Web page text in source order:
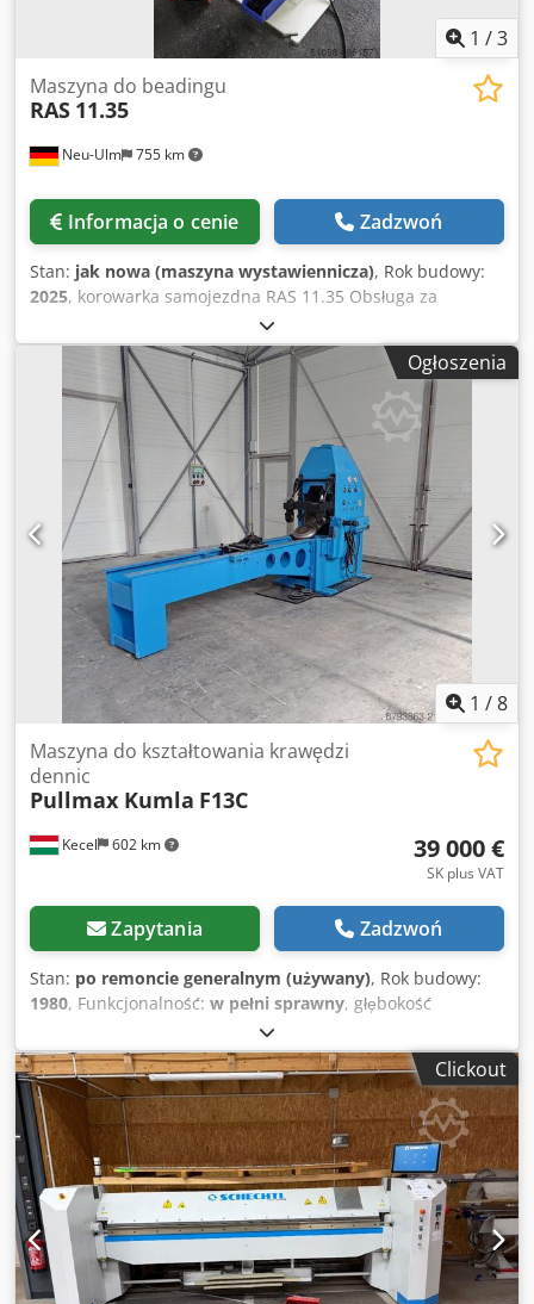
1 /3
Neu-Ulm 755 km
Maszyna do beadingu
RAS 11.35
Informacja o cenie Zadzwoń
Stan: jak nowa (maszyna wystawiennicza), Rok budowy:
2025, korowarka samojezdna RAS 11.35 Obsługa za
pomocą pedału nożnego Obrót w prawo/lewo za pomocą
pedału nożnego Prędkość obrotowa regulowana
bezstopniowo za pomocą potencjometru Podawanie za
pomocą korby ręcznej W komplecie z 9 parami
standardowych rolek Cjdef Dqldopfx Af Ajrf Przystanek
dzielony Grubość blachy 1,25 mm Odległość środka rolki 50
mm Gardziel 200 mm
Ogłoszenia
1 /8
Kecel 602 km
Maszyna do kształtowania krawędzi
dennic
Pullmax Kumla F13C
39 000 €
SK plus VAT
Zapytania Zadzwoń
Stan: po remoncie generalnym (używany), Rok budowy:
1980, Funkcjonalność: w pełni sprawny, głębokość
, grubość blachy (maks.):
grubość blachy stalowej (maks.):13 mm, masa całkowita:
2 120 kg, całkowita szerokość:1 200 mm, całkowita
długość:4 500 mm, całkowita wysokość: 2 000 mm,
wymagania dotyczące wysokości:2 300 mm, wymagana
długość przestrzeni: 4 800 mm, napięcie wejściowe:400 V,
waga przedmiotu obrabianego (maks.):2 000 kg,
Oferujemy do sprzedaży odnowioną, w doskonałym stanie,
maszynę do obróbki krawędzi Pullmax Kumla F13C,
przeznaczoną do gięcia i formowania krawędzi. Crjdpfxjy
Tni Te Af Ajf Maszyna umożliwia gięcie krawędzi oraz
Clickout